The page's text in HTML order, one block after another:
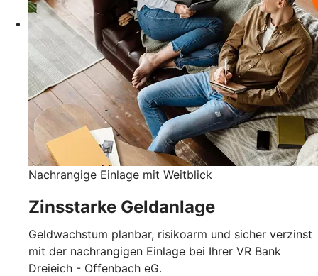
Nachrangige Einlage mit Weitblick
Zinsstarke Geldanlage
Geldwachstum planbar, risikoarm und sicher verzinst
mit der nachrangigen Einlage bei Ihrer VR Bank
Dreieich - Offenbach eG.